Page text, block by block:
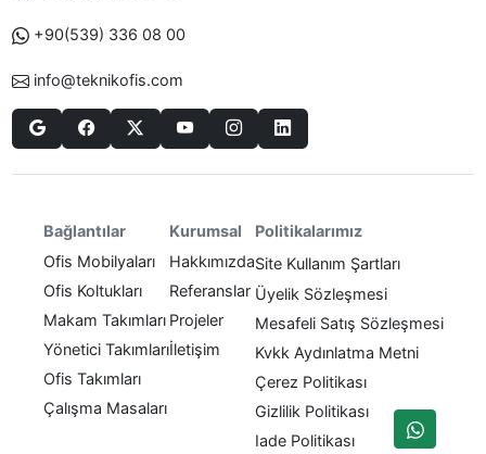
+90(539) 336 08 00
info@teknikofis.com
Bağlantılar
Ofis Mobilyaları
Ofis Koltukları
Makam Takımları
Yönetici Takımları
Ofis Takımları
Çalışma Masaları
Kurumsal
Hakkımızda
Referanslar
Projeler
İletişim
Politikalarımız
Site Kullanım Şartları
Üyelik Sözleşmesi
Mesafeli Satış Sözleşmesi
Kvkk Aydınlatma Metni
Çerez Politikası
Gizlilik Politikası
Iade Politikası